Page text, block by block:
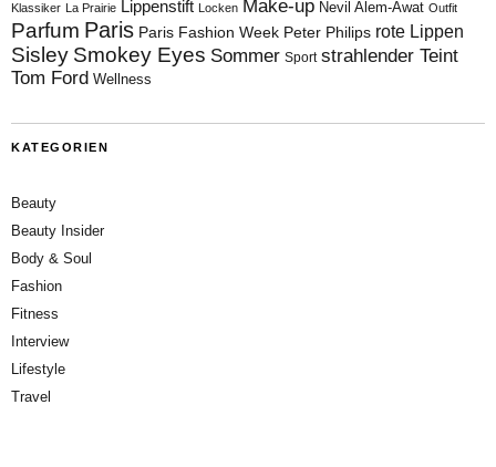
Klassiker La Prairie Lippenstift Locken Make-up Nevil Alem-Awat Outfit
Parfum Paris Paris Fashion Week Peter Philips rote Lippen
Sisley Smokey Eyes Sommer Sport strahlender Teint
Tom Ford Wellness
KATEGORIEN
Beauty
Beauty Insider
Body & Soul
Fashion
Fitness
Interview
Lifestyle
Travel